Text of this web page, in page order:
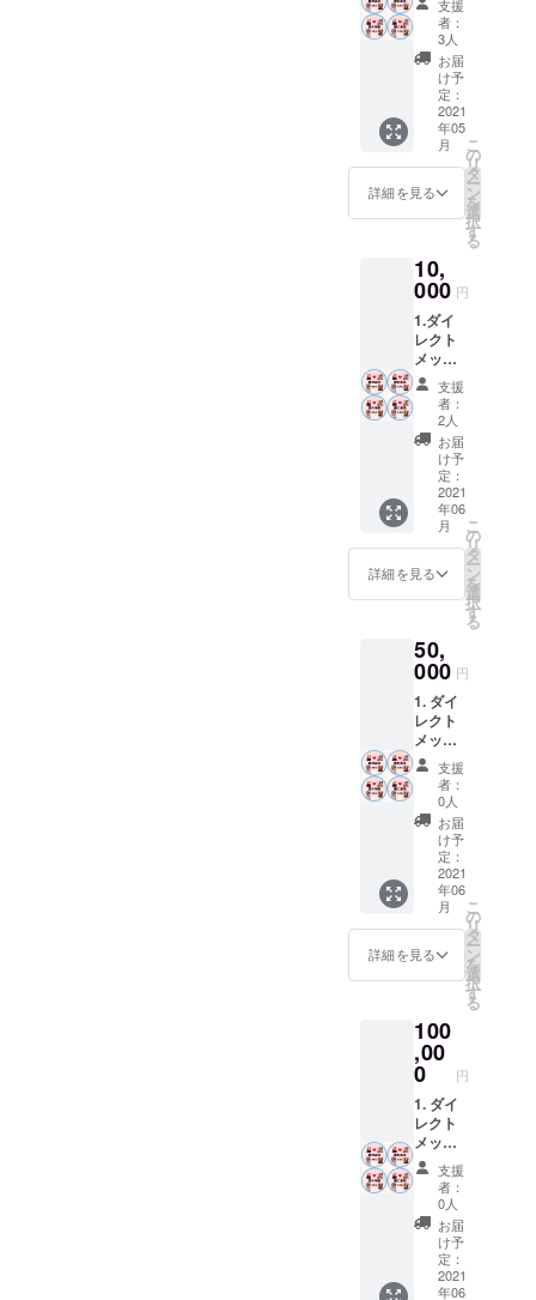
デゥーサー
のPISMOの
もと、作
曲、アレン
ジ、レコー
ディングを
しながらマ
ンハッタ
ン、ブルッ
にライブ活
動をしてい
た。オリジ
ナル曲WISH
がオリン
ピック招致
応援歌とし
シャルに決
まり招致活
動のため帰
国。帰国後
AVEXよりオ
ニアルバム
POWER OF
LOVEをリ
リースしM
floのアルバ
ムNEVENに
参加、ラッ
パーVERBAL
とのコラボ
レーション
曲JOURNEY
Xを全国リ
リース。
崎あゆみの
シングル、
メリーゴー
ランドを共
作作家デ
ビューをは
たす。
洋楽ポップ
ス、EDM、
R&B、ネオ
2.愛の
未来
チーム
メン
バース
テッ
カー (愛
の未来
と書い
たス
テッ
カーは
してく
ださる
皆様は
愛の未
来を作
るチー
ムであ
りメン
バーと
言う意
味を込
めさせ
ていた
だきま
した＾
＾) 3. メ
ンバー
支援
者：
3人
お届
け予
定：
2021
年05
月
詳細を見る
こ
の
リ
タ
ー
ン
を
選
択
す
る
10,
000 円
1.ダイ
レクト
メッ
セージ
2.愛の
未来
チーム
メン
バース
テッ
カー (愛
の未来
と書い
たス
テッ
カーは
してく
ださる
皆様は
愛の未
来を作
るチー
ムであ
りメン
バーと
言う意
味を込
めさせ
ていた
だきま
した＾
＾) 3.
チーム
り写真
4. 配信
楽曲
支援
者：
2人
お届
け予
定：
2021
年06
月
詳細を見る
こ
の
リ
タ
ー
ン
を
選
択
す
る
50,
000 円
1. ダイ
レクト
メッ
セージ
2. 愛の
未来
チーム
メン
バース
テッ
カー
(愛の未
来と書
いたス
テッ
カーは
してく
ださる
皆様は
愛の未
来を作
るチー
ムであ
りメン
バーと
言う意
味を込
めさせ
ていた
だきま
した＾
支援
者：
0人
お届
け予
定：
2021
年06
月
詳細を見る
こ
の
リ
タ
ー
ン
を
選
択
す
る
100
,00
0 円
1. ダイ
レクト
メッ
セージ
2. 愛の
未来
チーム
メン
バース
テッ
カー (愛
支援
者：
0人
お届
け予
定：
2021
年06